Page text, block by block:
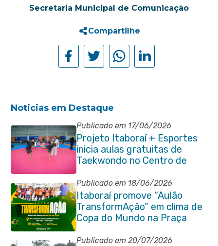
Secretaria Municipal de Comunicação
Compartilhe
Noticias em Destaque
Publicado em 17/06/2026
Projeto Itaboraí + Esportes
inicia aulas gratuitas de
Taekwondo no Centro de
Lutas
Publicado em 18/06/2026
Itaboraí promove “Aulão
TransformAção” em clima de
Copa do Mundo na Praça
Marechal Floriano Peixoto
Publicado em 20/07/2026